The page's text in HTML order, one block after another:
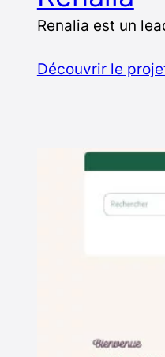
Renalia est un
Découvrir le